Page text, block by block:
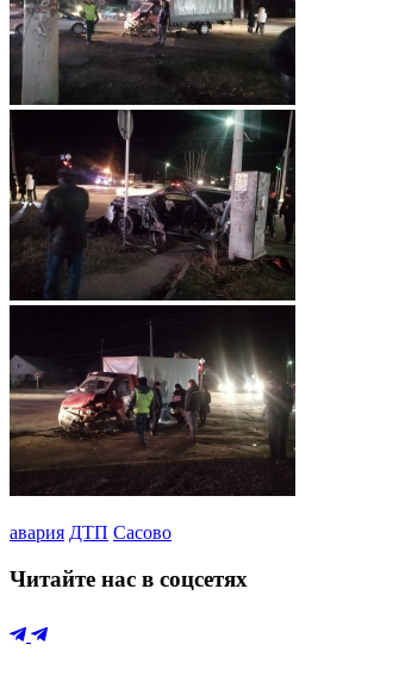
авария ДТП Сасово
Читайте нас в соцсетях